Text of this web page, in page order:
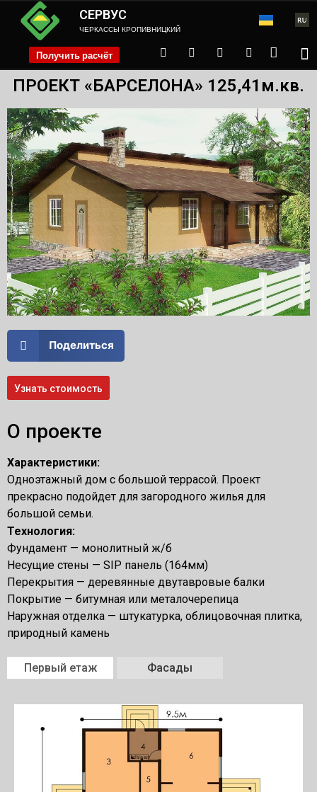
СЕРВУС
ЧЕРКАССЫ КРОПИВНИЦКИЙ
Получить расчёт phone
ПРОЕКТ «БАРСЕЛОНА» 125,41м.кв.
Поделиться
Узнать стоимость
О проекте
Характеристики:
Одноэтажный дом с большой террасой. Проект
прекрасно подойдет для загородного жилья для
большой семьи.
Технология:
Фундамент — монолитный ж/б
Несущие стены — SIP панель (164мм)
Перекрытия — деревянные двутавровые балки
Покрытие — битумная или металочерепица
Наружная отделка — штукатурка, облицовочная плитка,
природный камень
Первый етаж Фасады